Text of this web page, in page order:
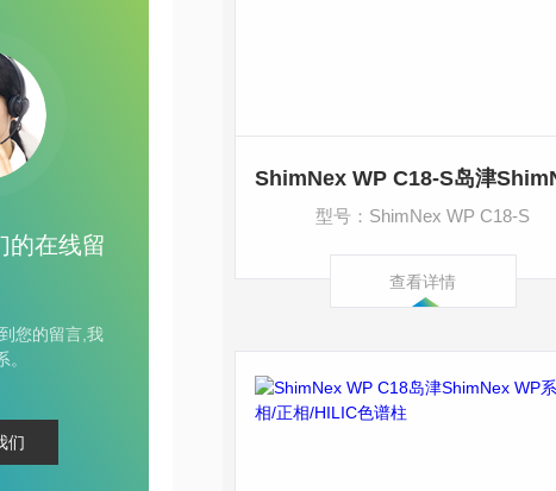
型号：ShimNex WP C18-S
查看详情
的在线留
您的留言,我
们